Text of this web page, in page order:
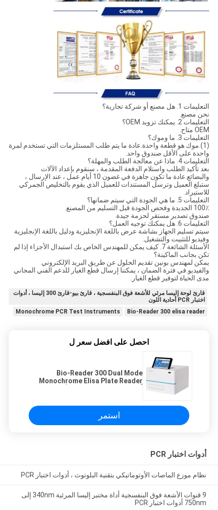
التعليمات 1. هل مصنع أو شركة تجارية؟
نحن مصنع.
التعليمات 2. يمكنك تزويد OEM؟
OEM متاح.
التعليمات 3. ما وموك؟
(1).موك هو قطعة واحدة.عادة ما يتم طلب المستلزمات التي تستخدم لمرة
واحدة على الأقل صندوق واحد.
التعليمات 4. ماذا عن معالجة الطلب والمهلة؟
بعد تأكيد الطلب واستلام الدفعة المقدمة ، سنقوم بإعداد الآلات
والبضائع.عادة ما تكون جاهزة في غضون 10 أيام عمل ، عند الإرسال ،
ستبلغ العميل وترسل المستندات للعميل الذي يقوم بالتخليص الجمركي
للاستيراد.
التعليمات 5. ما هي الجودة التي سيتم ضمانها؟
100٪ الجديدة وفحص الجودة قبل التسليم من المصنع.
صندوق تصدير مستقر لحزمة جيدة.
التعليمات 6. هل يمكنك توجيه العمل؟
سيتم تسليم الجهاز بشاشة عرض باللغة الإنجليزية ودليل باللغة الإنجليزية
وفيديو للتثبيت والتشغيل.
الأسئلة الشائعة 7. كيف يمكن للمهندس الخاص بك استبدال الأجزاء إذا لم
تكن بجانب الماكينة؟
يمكن لمهندس بونين تقديم الحلول عن طريق البريد الإلكتروني
والفيديو.في فترة الضمان ، يمكننا إرسال قطع الغيار للدعم الفني المجاني
مدى الحياة لتوفير قطع الغيار.
قارئ لوحة إليسا مرئي للأشعة فوق البنفسجية ، قارئ بيو-قارئ 300 إليسا ، أدوات
اختبار PCR أحادية اللون
Bio-Reader 300 elisa reader
Monochrome PCR Test Instruments
احصل على افضل سعر ل
Bio-Reader 300 Dual Mode
Monochrome Elisa Plate Reader
استمر
أدوات اختبار PCR
نظام موزع الماصات الأوتوماتيكي بتقنية البلوتوث ، أدوات اختبار PCR
9 قنوات الأشعة فوق البنفسجية أداة مختبر إليسا المرئية 340nm إلى
750nm أدوات اختبار PCR